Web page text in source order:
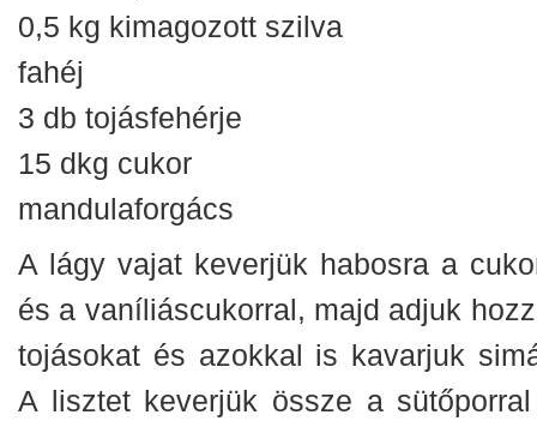
0,5 kg kimagozott szilva
fahéj
3 db tojásfehérje
15 dkg cukor
mandulaforgács
A lágy vajat keverjük habosra a
és a vaníliáscukorral, majd adjuk
tojásokat és azokkal is kavarjuk
A lisztet keverjük össze a